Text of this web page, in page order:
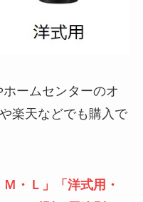
ームセンターのオ
楽天などでも購入で
・Ｌ」「洋式用・